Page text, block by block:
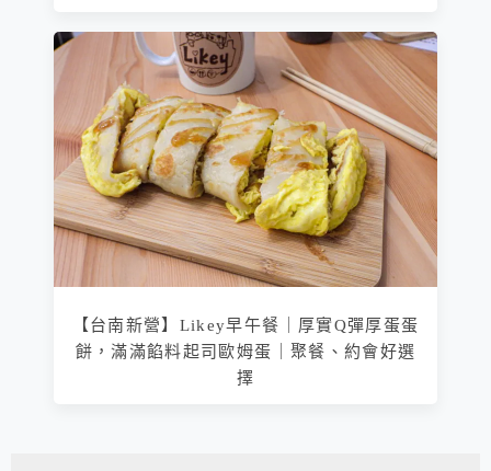
【台南新營】Likey早午餐｜厚實Q彈厚蛋蛋
餅，滿滿餡料起司歐姆蛋｜聚餐、約會好選
擇